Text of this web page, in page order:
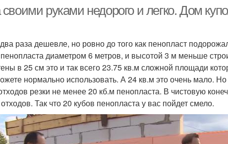
руками недорого и легко. Дом
раза дешевле, но ровно до того как пенопласт
диаметром 6 метров, и высотой 3 м меньше
в 25 см это и так всего 23.75 кв.м сложной площади
нормально использовать. А 24 кв.м это очень мало.
резки не менее 20 кб.м пенопласта. В чистовую
Так что 20 кубов пенопласта у вас пойдет смело.